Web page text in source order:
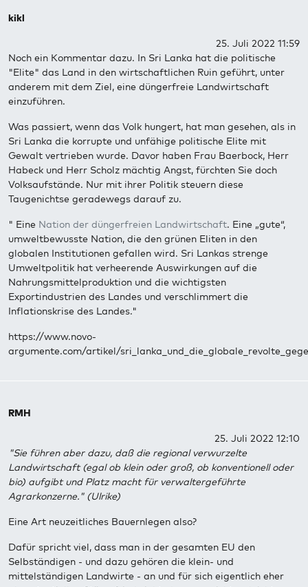
kikl
25. Juli 2022 11:59
Noch ein Kommentar dazu. In Sri Lanka hat die politische
"Elite" das Land in den wirtschaftlichen Ruin geführt, unter
anderem mit dem Ziel, eine düngerfreie Landwirtschaft
einzuführen.
Was passiert, wenn das Volk hungert, hat man gesehen, als in
Sri Lanka die korrupte und unfähige politische Elite mit
Gewalt vertrieben wurde. Davor haben Frau Baerbock, Herr
Habeck und Herr Scholz mächtig Angst, fürchten Sie doch
Volksaufstände. Nur mit ihrer Politik steuern diese
Taugenichtse geradewegs darauf zu.
" Eine Nation der düngerfreien Landwirtschaft. Eine „gute“,
umweltbewusste Nation, die den grünen Eliten in den
globalen Institutionen gefallen wird. Sri Lankas strenge
Umweltpolitik hat verheerende Auswirkungen auf die
Nahrungsmittelproduktion und die wichtigsten
Exportindustrien des Landes und verschlimmert die
Inflationskrise des Landes."
https://www.novo-
argumente.com/artikel/
RMH
25. Juli 2022 12:10
"Sie führen aber dazu, daß die regional verwurzelte
Landwirtschaft (egal ob klein oder groß, ob konventionell oder
bio) aufgibt und Platz macht für verwaltergeführte
Agrarkonzerne." (Ulrike)
Eine Art neuzeitliches Bauernlegen also?
Dafür spricht viel, dass man in der gesamten EU den
Selbständigen - und dazu gehören die klein- und
mittelständigen Landwirte - an und für sich eigentlich eher